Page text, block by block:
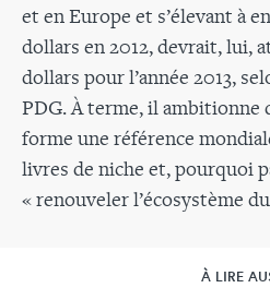
et en Europe et s’élevant à
dollars en 2012, devrait, lui,
dollars pour l’année 2013,
PDG. À terme, il ambitionne
forme une référence
livres de niche et, pourquoi
« renouveler l’écosystème
À LIRE